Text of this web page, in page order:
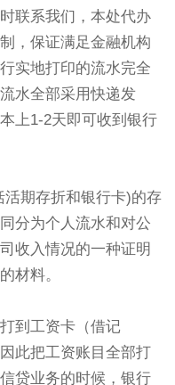
联系我们，本处代办
，保证满足金融机构
实地打印的流水完全
水全部采用快递发
上1-2天即可收到银行
期存折和银行卡)的存
分为个人流水和对公
收入情况的一种证明
材料。
到工资卡（借记
此把工资账目全部打
贷业务的时候，银行